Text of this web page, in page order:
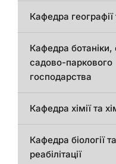
Кафедра
Кафедра ботаніки,
садово-паркового
господарства
Кафедра хімії та
Кафедра біології
реабілітації